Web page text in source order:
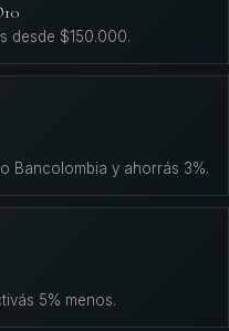
desde $150.000.
Bancolombia y ahorrás 3%.
5% menos.